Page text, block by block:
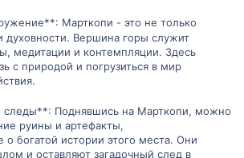
Марткопи - это не только
духовности. Вершина горы служит
медитации и контемпляции. Здесь
с природой и погрузиться в мир
следы**: Поднявшись на Марткопи, можно
руины и артефакты,
о богатой истории этого места. Они
и оставляют загадочный след в